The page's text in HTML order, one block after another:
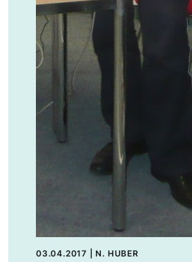
03.04.2017 |N. HUBER